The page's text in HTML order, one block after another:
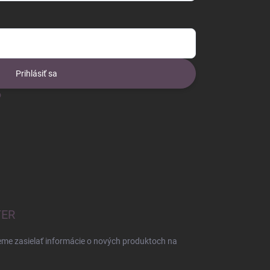
Prihlásiť sa
zasielať informácie o nových produktoch na